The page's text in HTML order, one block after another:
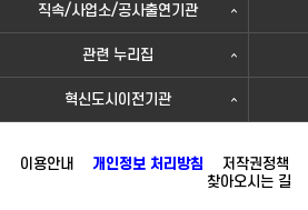
직속/사업소/공사출연기관
관련 누리집
혁신도시이전기관
이용안내 개인정보 처리방침 저작권정책
찾아오시는 길